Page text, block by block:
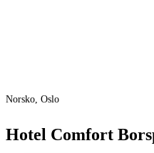
Norsko, Oslo
Hotel Comfort